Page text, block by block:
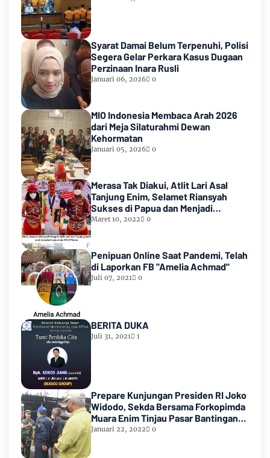
Syarat Damai Belum Terpenuhi, Polisi
Segera Gelar Perkara Kasus Dugaan
Perzinaan Inara Rusli
Januari 06, 2026 0
MIO Indonesia Membaca Arah 2026
dari Meja Silaturahmi Dewan
Kehormatan
Januari 05, 2026 0
Merasa Tak Diakui, Atlit Lari Asal
Tanjung Enim, Selamet Riansyah
Sukses di Papua dan Menjadi
Miliarder
Maret 10, 2022 0
Penipuan Online Saat Pandemi, Telah
di Laporkan FB "Amelia Achmad"
Juli 07, 2021 0
BERITA DUKA
Juli 31, 2021 1
Prepare Kunjungan Presiden RI Joko
Widodo, Sekda Bersama Forkopimda
Muara Enim Tinjau Pasar Bantingan
Tanjung Enim
Januari 22, 2022 0